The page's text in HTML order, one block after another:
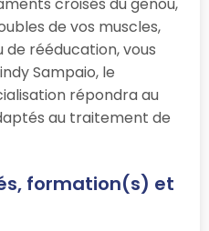
croisés du genou,
de vos muscles,
rééducation, vous
Sampaio, le
répondra au
au traitement de
formation(s) et